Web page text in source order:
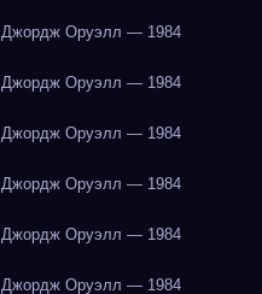
Джордж Оруэлл — 1984
Джордж Оруэлл — 1984
Джордж Оруэлл — 1984
Джордж Оруэлл — 1984
Джордж Оруэлл — 1984
Джордж Оруэлл — 1984